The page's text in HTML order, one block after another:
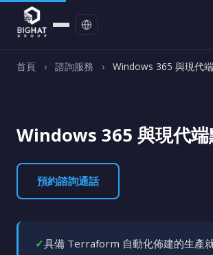
首頁 › 諮詢服務 › Windows 365 與現代
Windows 365 與現代端
預約諮詢通話
✓具備 Terraform 自動化佈建的生產